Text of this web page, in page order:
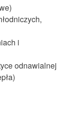
i
odnawialnej